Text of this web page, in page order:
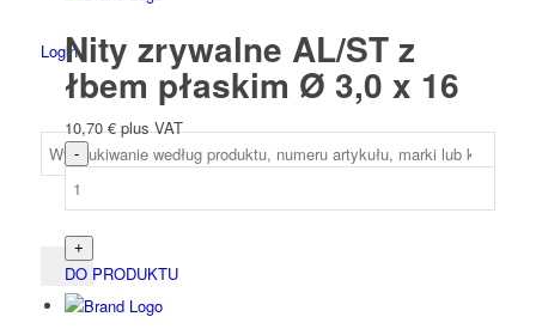
LoginNity zrywalne AL/ST z
łbem płaskim Ø 3,0 x 16
10,70€ plus VAT
DO PRODUKTU